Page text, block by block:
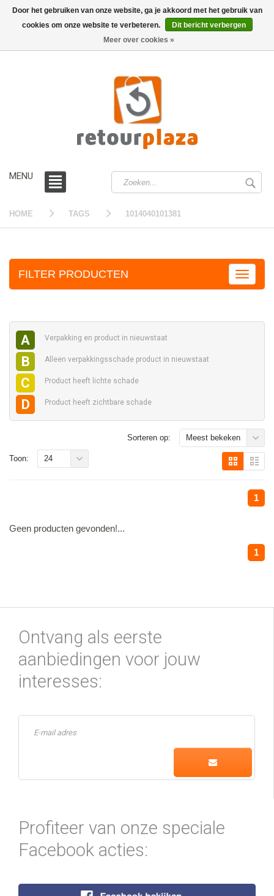
MENU
HOME TAGS 1014040101381
FILTER PRODUCTEN
A Verpakking en product in nieuwstaat
B Alleen verpakkingsschade product in nieuwstaat
C Product heeft lichte schade
D Product heeft zichtbare schade
Sorteren op: Meest bekeken
1
Toon: 24
Geen producten gevonden!...
1
Ontvang als eerste
aanbiedingen voor jouw
interesses:
Profiteer van onze speciale
Facebook acties:
Door het gebruiken van onze website, ga je akkoord met het gebruik van
cookies om onze website te verbeteren.
Dit bericht verbergen
Meer over cookies »